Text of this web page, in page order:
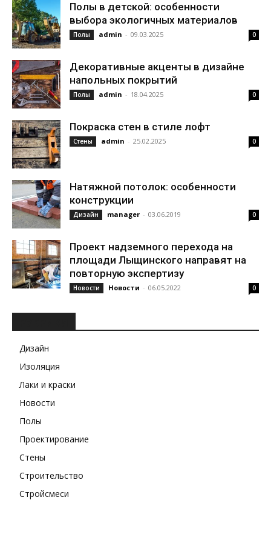
Полы в детской: особенности
выбора экологичных материалов
Полы admin - 09.03.2025 0
Декоративные акценты в дизайне
напольных покрытий
Полы admin - 18.04.2025 0
Покраска стен в стиле лофт
Стены admin - 25.02.2025 0
Натяжной потолок: особенности
конструкции
Дизайн manager - 03.06.2019 0
Проект надземного перехода на
площади Лыщинского направят на
повторную экспертизу
Новости Новости - 06.05.2022 0
Дизайн
Изоляция
Лаки и краски
Новости
Полы
Проектирование
Стены
Строительство
Стройсмеси